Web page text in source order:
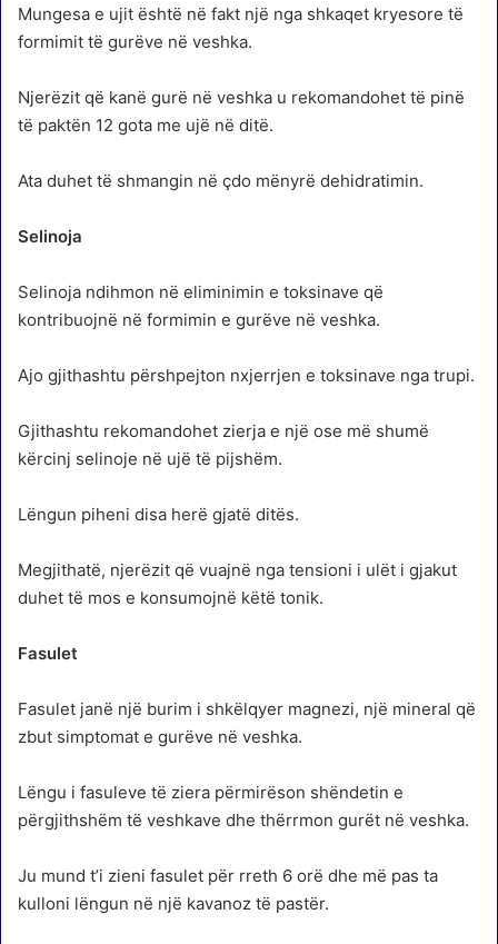
Mungesa e ujit është në fakt një nga shkaqet kryesore të
formimit të gurëve në veshka.
Njerëzit që kanë gurë në veshka u rekomandohet të pinë
të paktën 12 gota me ujë në ditë.
Ata duhet të shmangin në çdo mënyrë dehidratimin.
Selinoja
Selinoja ndihmon në eliminimin e toksinave që
kontribuojnë në formimin e gurëve në veshka.
Ajo gjithashtu përshpejton nxjerrjen e toksinave nga trupi.
Gjithashtu rekomandohet zierja e një ose më shumë
kërcinj selinoje në ujë të pijshëm.
Lëngun piheni disa herë gjatë ditës.
Megjithatë, njerëzit që vuajnë nga tensioni i ulët i gjakut
duhet të mos e konsumojnë këtë tonik.
Fasulet
Fasulet janë një burim i shkëlqyer magnezi, një mineral që
zbut simptomat e gurëve në veshka.
Lëngu i fasuleve të ziera përmirëson shëndetin e
përgjithshëm të veshkave dhe thërrmon gurët në veshka.
Ju mund t’i zieni fasulet për rreth 6 orë dhe më pas ta
kulloni lëngun në një kavanoz të pastër.